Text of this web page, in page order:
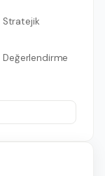
Stratejik